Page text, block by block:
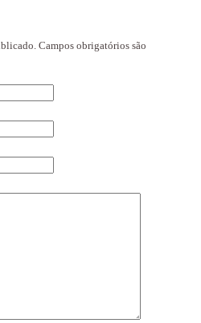
Campos obrigatórios são